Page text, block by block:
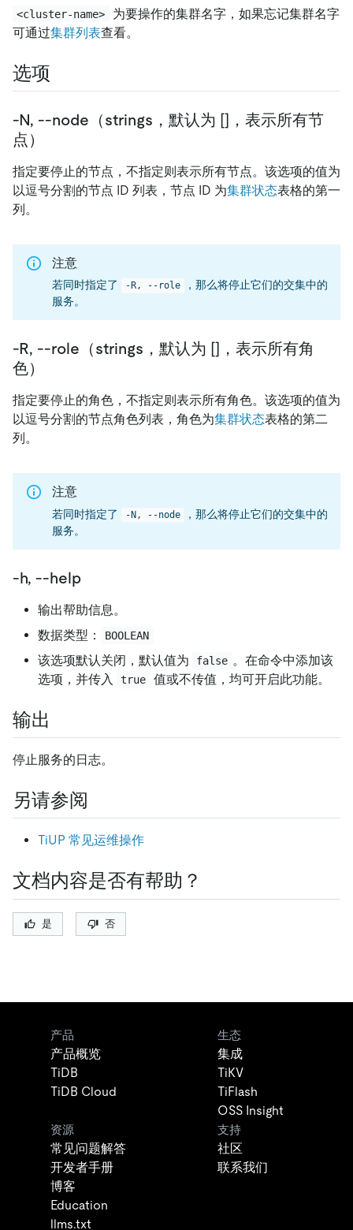
<cluster-name>
为要操作的集群名字，如果忘记集群名字
可通过集群列表查看。
选项
-N, --node（strings，默认为 []，表示所有节
点）
指定要停止的节点，不指定则表示所有节点。该选项的值为
以逗号分割的节点 ID 列表，节点 ID 为集群状态表格的第一
列。
注意
若同时指定了 -R, --role
，那么将停止它们的交集中的
服务。
-R, --role（strings，默认为 []，表示所有角
色）
指定要停止的角色，不指定则表示所有角色。该选项的值为
以逗号分割的节点角色列表，角色为集群状态表格的第二
列。
注意
若同时指定了 -N, --node
，那么将停止它们的交集中的
服务。
-h, --help
输出帮助信息。
数据类型：
BOOLEAN
该选项默认关闭，默认值为 false 。在命令中添加该
选项，并传入
true 值或不传值，均可开启此功能。
输出
停止服务的日志。
另请参阅
TiUP 常见运维操作
文档内容是否有帮助？
是 否
产品
产品概览
TiDB
TiDB Cloud
生态
集成
TiKV
TiFlash
OSS Insight
资源
常见问题解答
开发者手册
博客
Education
llms.txt
支持
社区
联系我们